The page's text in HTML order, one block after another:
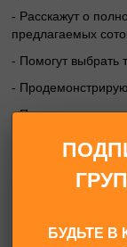
- Расскажут о
предлагаемых
- Помогут выбрать
-
- Помогут
- Помогут
В Центрах
Центр онлайн-
БУДЬТЕ